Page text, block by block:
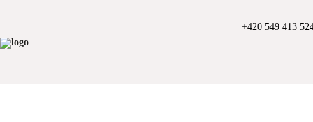
+420 549 413